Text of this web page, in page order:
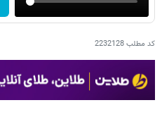
کد مطلب2232128